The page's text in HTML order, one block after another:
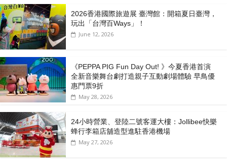
2026香港國際旅遊展 臺灣館：開箱夏日臺灣，
玩出「台灣百Ways」！
June 12, 2026
《PEPPA PIG Fun Day Out! 》今夏香港首演
全新音樂舞台劇打造親子互動劇場體驗 早鳥優
惠門票9折
May 28, 2026
24小時營業、登陸二號客運大樓：Jollibee快樂
蜂行李箱店舖造型進駐香港機場
May 27, 2026